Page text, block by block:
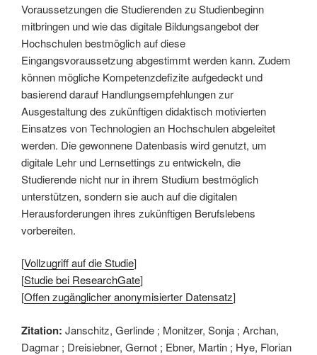
Voraussetzungen die Studierenden zu Studienbeginn
mitbringen und wie das digitale Bildungsangebot der
Hochschulen bestmöglich auf diese
Eingangsvoraussetzung abgestimmt werden kann. Zudem
können mögliche Kompetenzdefizite aufgedeckt und
basierend darauf Handlungsempfehlungen zur
Ausgestaltung des zukünftigen didaktisch motivierten
Einsatzes von Technologien an Hochschulen abgeleitet
werden. Die gewonnene Datenbasis wird genutzt, um
digitale Lehr und Lernsettings zu entwickeln, die
Studierende nicht nur in ihrem Studium bestmöglich
unterstützen, sondern sie auch auf die digitalen
Herausforderungen ihres zukünftigen Berufslebens
vorbereiten.
[Vollzugriff auf die Studie]
[Studie bei ResearchGate]
[Offen zugänglicher anonymisierter Datensatz]
Zitation: Janschitz, Gerlinde ; Monitzer, Sonja ; Archan,
Dagmar ; Dreisiebner, Gernot ; Ebner, Martin ; Hye, Florian